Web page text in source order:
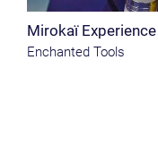
Mirokaï Experience
Enchanted Tools